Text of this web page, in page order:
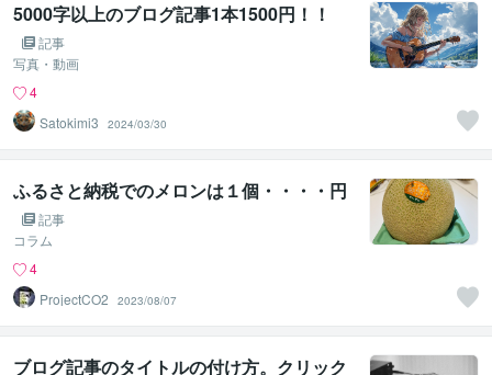
5000字以上のブログ記事1本1500円！！
記事
写真・動画
4
Satokimi3
2024/03/30
ふるさと納税でのメロンは１個・・・・円
記事
コラム
4
ProjectCO2
2023/08/07
ブログ記事のタイトルの付け方。クリック